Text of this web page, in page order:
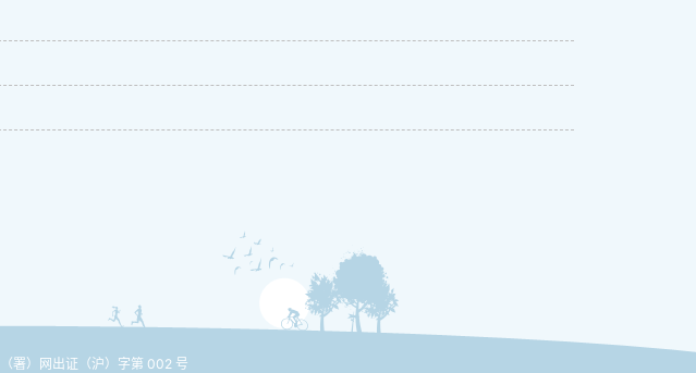
（署）网出证（沪）字第 002 号